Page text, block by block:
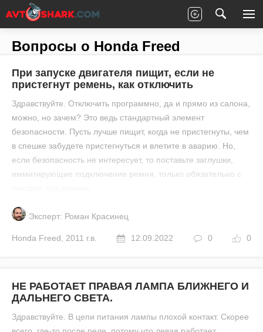
Главная Все вопросы Freed
Вопросы о Honda Freed
При запуске двигателя пищит, если не
пристегнут ремень, как отключить
Здравствуйте. Отключить программно, да и прямо из салона,
можно, но зачем? Это ведь стандартный элемент
безопасности. Пусть лучше пищит, когда не пристегнуты, чем
в спешке забудете пристегнуться и влетите в аварию. Но,
если безопасность не интересует, то поставьте заглушки,
иммитирующие подключение ремня, только обязательно с
Эксперт: Роман Красинец
Honda Freed 2011 г.в. 12.09.2022 0 0
НЕ РАБОТАЕТ ПРАВАЯ ЛАМПА БЛИЖНЕГО И
ДАЛЬНЕГО СВЕТА.
Здравствуйте. В цепи питания лампы плохой контакт. Скорее